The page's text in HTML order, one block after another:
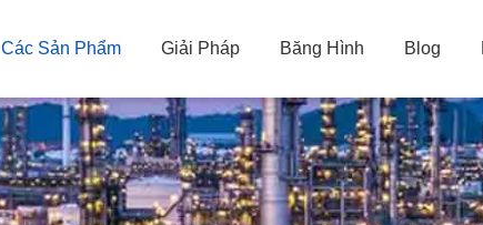
Các Sản Phẩm Giải Pháp Băng Hình Blog